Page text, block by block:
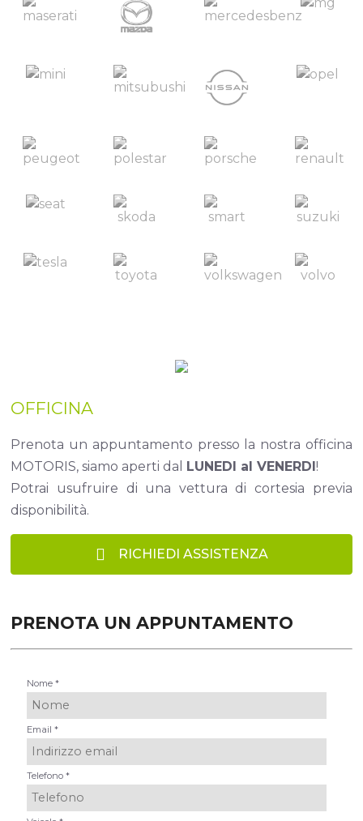
OFFICINA
Prenota un appuntamento presso la nostra officina
MOTORIS, siamo aperti dal
LUNEDI al VENERDI!
Potrai usufruire di una vettura di cortesia previa
disponibilità.
RICHIEDI ASSISTENZA
PRENOTA UN APPUNTAMENTO
Nome *
Email *
Telefono *